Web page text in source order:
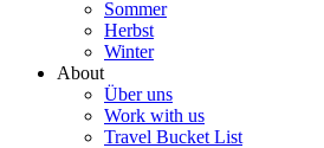
Sommer
Herbst
Winter
About
Über uns
Work with us
Travel Bucket List